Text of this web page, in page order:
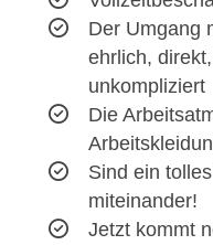
Der Umgang
ehrlich,
unkompliziert
Die
Sind ein
miteinander!
Jetzt kommt